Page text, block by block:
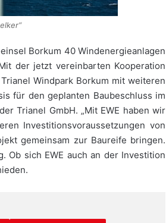
Borkum 40 Windenergieanlagen
der jetzt vereinbarten Kooperation
Windpark Borkum mit weiteren
für den geplanten Baubeschluss im
Trianel GmbH. „Mit EWE haben wir
Investitionsvoraussetzungen von
gemeinsam zur Baureife bringen.
Ob sich EWE auch an der Investition